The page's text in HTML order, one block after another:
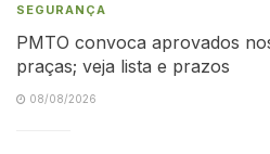
SEGURANÇA
PMTO convoca aprovados
praças; veja lista e prazos
08/08/2026